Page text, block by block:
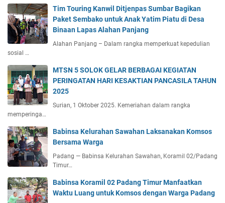
Tim Touring Kanwil Ditjenpas Sumbar Bagikan
Paket Sembako untuk Anak Yatim Piatu di Desa
Binaan Lapas Alahan Panjang
Alahan Panjang – Dalam rangka memperkuat kepedulian
sosial …
MTSN 5 SOLOK GELAR BERBAGAI KEGIATAN
PERINGATAN HARI KESAKTIAN PANCASILA TAHUN
2025
Surian, 1 Oktober 2025. Kemeriahan dalam rangka
memperinga…
Babinsa Kelurahan Sawahan Laksanakan Komsos
Bersama Warga
Padang — Babinsa Kelurahan Sawahan, Koramil 02/Padang
Timur…
Babinsa Koramil 02 Padang Timur Manfaatkan
Waktu Luang untuk Komsos dengan Warga Padang